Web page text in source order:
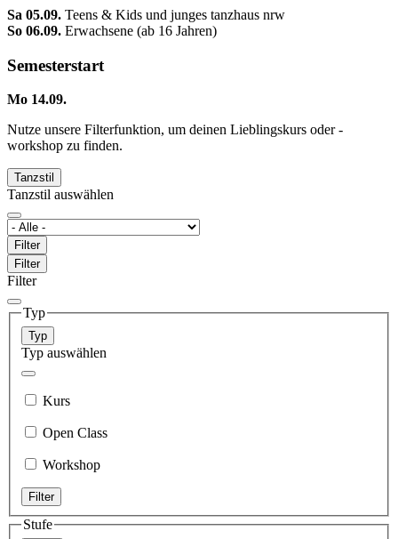
Sa 05.09. Teens & Kids und junges tanzhaus nrw
So 06.09. Erwachsene (ab 16 Jahren)
Semesterstart
Mo 14.09.
Nutze unsere Filterfunktion, um deinen Lieblingskurs oder -
workshop zu finden.
Tanzstil
Tanzstil auswählen
Filter
Filter
Filter
Typ
Typ
Typ auswählen
Kurs
Open Class
Workshop
Filter
Stufe